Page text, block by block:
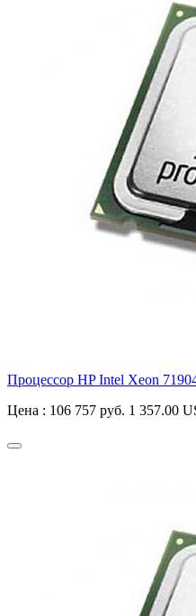
Процессор HP Intel Xeon
Цена : 106 757 руб. 1 357.00